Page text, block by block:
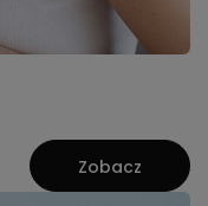
Zobacz